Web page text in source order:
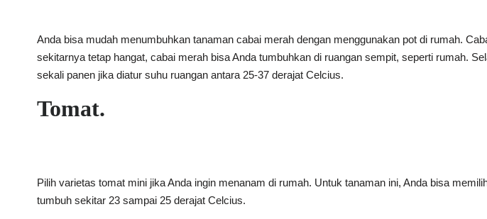
Anda bisa mudah menumbuhkan tanaman cabai merah dengan menggunakan pot di rumah.
sekitarnya tetap hangat, cabai merah bisa Anda tumbuhkan di ruangan sempit, seperti rumah.
sekali panen jika diatur suhu ruangan antara 25-37 derajat Celcius.
Tomat.
Pilih varietas tomat mini jika Anda ingin menanam di rumah. Untuk tanaman ini, Anda bisa
tumbuh sekitar 23 sampai 25 derajat Celcius.